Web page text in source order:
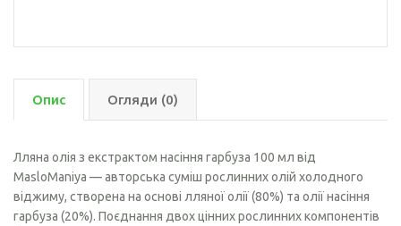
Опис Огляди (0)
Лляна олія з екстрактом насіння гарбуза 100 мл від
MasloManiya — авторська суміш рослинних олій холодного
віджиму, створена на основі лляної олії (80%) та олії насіння
гарбуза (20%). Поєднання двох цінних рослинних компонентів